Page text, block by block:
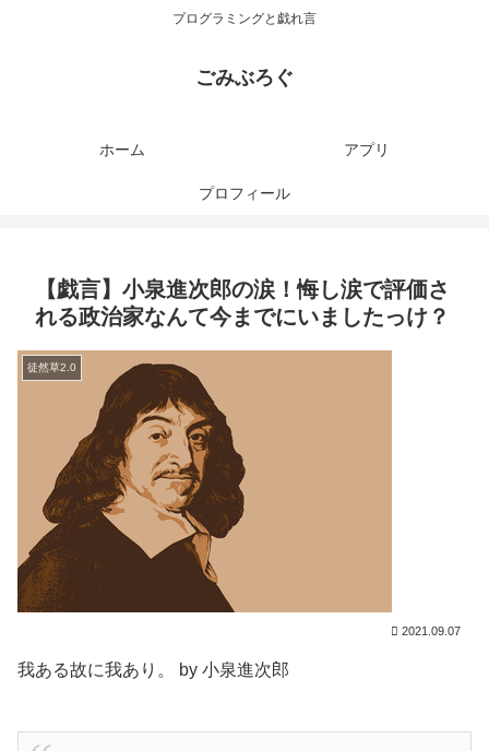
プログラミングと戯れ言
ごみぶろぐ
ホーム アプリ
プロフィール
【戯言】小泉進次郎の涙！悔し涙で評価さ
れる政治家なんて今までにいましたっけ？
徒然草2.0
2021.09.07
我ある故に我あり。 by 小泉進次郎